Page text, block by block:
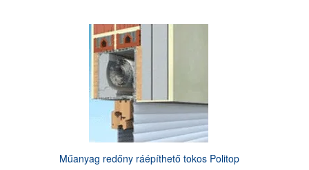
Műanyag redőny ráépíthető tokos Politop